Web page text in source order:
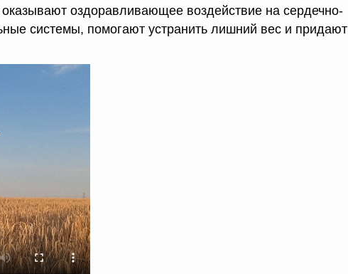
оздоравливающее воздействие на сердечно-
системы, помогают устранить лишний вес и придают